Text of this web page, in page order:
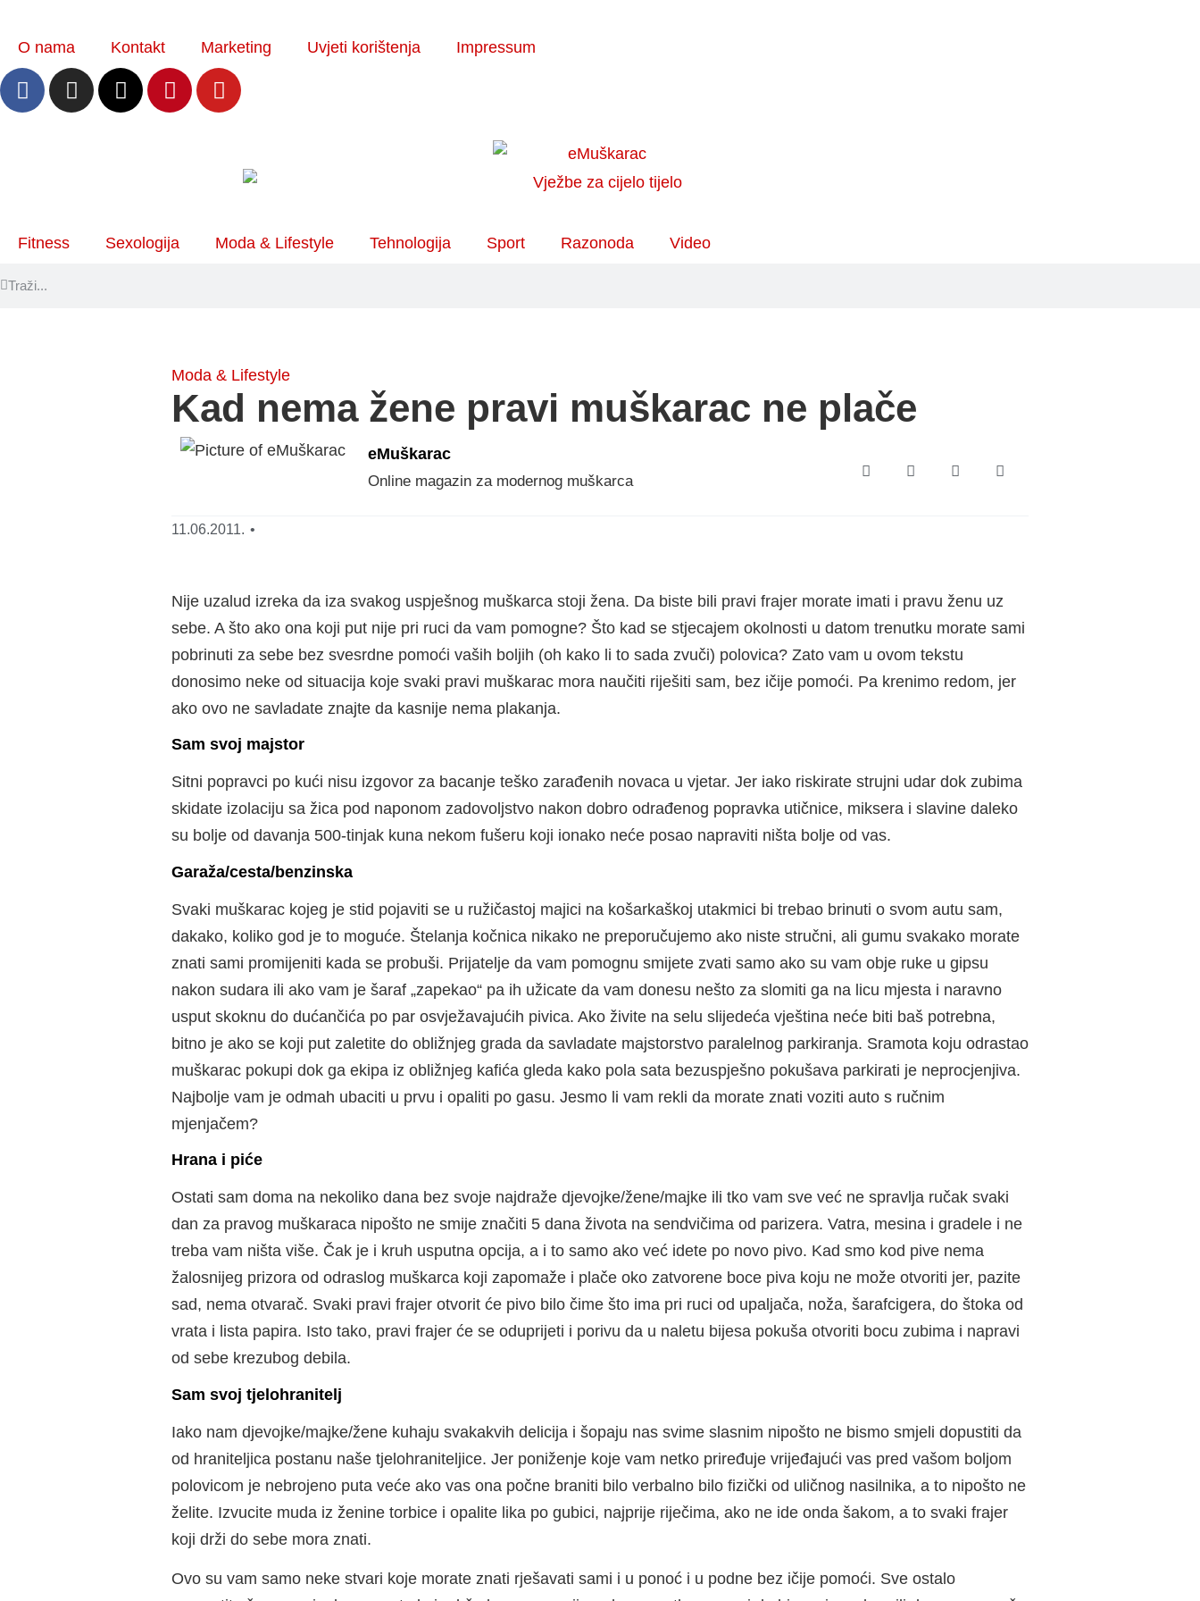
O nama Kontakt Marketing Uvjeti korištenja Impressum
Fitness Sexologija Moda & Lifestyle Tehnologija Sport Razonoda Video
Moda & Lifestyle
Kad nema žene pravi muškarac ne plače
eMuškarac
Online magazin za modernog muškarca
11.06.2011. •
Nije uzalud izreka da iza svakog uspješnog muškarca stoji žena. Da biste bili pravi frajer morate imati i pravu ženu uz
sebe. A što ako ona koji put nije pri ruci da vam pomogne? Što kad se stjecajem okolnosti u datom trenutku morate sami
pobrinuti za sebe bez svesrdne pomoći vaših boljih (oh kako li to sada zvuči) polovica? Zato vam u ovom tekstu
donosimo neke od situacija koje svaki pravi muškarac mora naučiti riješiti sam, bez ičije pomoći. Pa krenimo redom, jer
ako ovo ne savladate znajte da kasnije nema plakanja.
Sam svoj majstor
Sitni popravci po kući nisu izgovor za bacanje teško zarađenih novaca u vjetar. Jer iako riskirate strujni udar dok zubima
skidate izolaciju sa žica pod naponom zadovoljstvo nakon dobro odrađenog popravka utičnice, miksera i slavine daleko
su bolje od davanja 500-tinjak kuna nekom fušeru koji ionako neće posao napraviti ništa bolje od vas.
Garaža/cesta/benzinska
Svaki muškarac kojeg je stid pojaviti se u ružičastoj majici na košarkaškoj utakmici bi trebao brinuti o svom autu sam,
dakako, koliko god je to moguće. Štelanja kočnica nikako ne preporučujemo ako niste stručni, ali gumu svakako morate
znati sami promijeniti kada se probuši. Prijatelje da vam pomognu smijete zvati samo ako su vam obje ruke u gipsu
nakon sudara ili ako vam je šaraf „zapekao“ pa ih užicate da vam donesu nešto za slomiti ga na licu mjesta i naravno
usput skoknu do dućančića po par osvježavajućih pivica. Ako živite na selu slijedeća vještina neće biti baš potrebna,
bitno je ako se koji put zaletite do obližnjeg grada da savladate majstorstvo paralelnog parkiranja. Sramota koju odrastao
muškarac pokupi dok ga ekipa iz obližnjeg kafića gleda kako pola sata bezuspješno pokušava parkirati je neprocjenjiva.
Najbolje vam je odmah ubaciti u prvu i opaliti po gasu. Jesmo li vam rekli da morate znati voziti auto s ručnim
mjenjačem?
Hrana i piće
Ostati sam doma na nekoliko dana bez svoje najdraže djevojke/žene/majke ili tko vam sve već ne spravlja ručak svaki
dan za pravog muškaraca nipošto ne smije značiti 5 dana života na sendvičima od parizera. Vatra, mesina i gradele i ne
treba vam ništa više. Čak je i kruh usputna opcija, a i to samo ako već idete po novo pivo. Kad smo kod pive nema
žalosnijeg prizora od odraslog muškarca koji zapomaže i plače oko zatvorene boce piva koju ne može otvoriti jer, pazite
sad, nema otvarač. Svaki pravi frajer otvorit će pivo bilo čime što ima pri ruci od upaljača, noža, šarafcigera, do štoka od
vrata i lista papira. Isto tako, pravi frajer će se oduprijeti i porivu da u naletu bijesa pokuša otvoriti bocu zubima i napravi
od sebe krezubog debila.
Sam svoj tjelohranitelj
Iako nam djevojke/majke/žene kuhaju svakakvih delicija i šopaju nas svime slasnim nipošto ne bismo smjeli dopustiti da
od hraniteljica postanu naše tjelohraniteljice. Jer poniženje koje vam netko priređuje vrijeđajući vas pred vašom boljom
polovicom je nebrojeno puta veće ako vas ona počne braniti bilo verbalno bilo fizički od uličnog nasilnika, a to nipošto ne
želite. Izvucite muda iz ženine torbice i opalite lika po gubici, najprije riječima, ako ne ide onda šakom, a to svaki frajer
koji drži do sebe mora znati.
Ovo su vam samo neke stvari koje morate znati rješavati sami i u ponoć i u podne bez ičije pomoći. Sve ostalo